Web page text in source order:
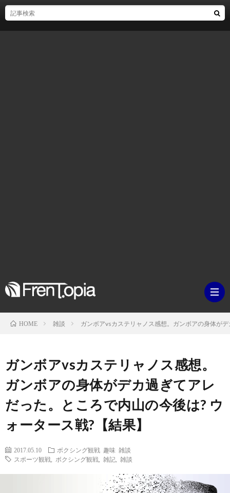
グ
刊
ン
ボ
ン
マ
ャ
ホ
HOME 雑談 ガンボアvsカステリャノス感想。ガンボアの身体が
ガンボアvsカステリャノス感想。
ガンボアの身体がデカ過ぎてアレ
だった。ところで内山の今後は? ウ
ォータース戦?【結果】
2017.05.10 ボクシング観戦 趣味 雑談
スポーツ観戦
ボクシング観戦 雑記 雑談